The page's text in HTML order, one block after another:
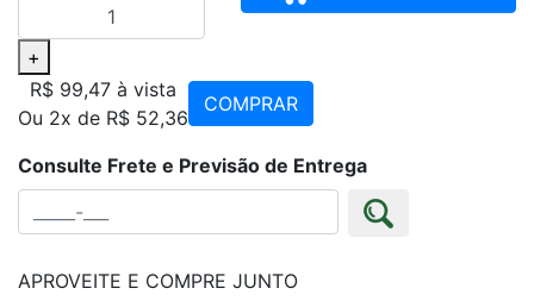
+
R$ 99,47 à vista
Ou 2x de R$ 52,36
COMPRAR
Consulte Frete e Previsão de Entrega
APROVEITE E COMPRE JUNTO